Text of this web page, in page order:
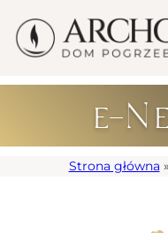
e-
Strona główna »